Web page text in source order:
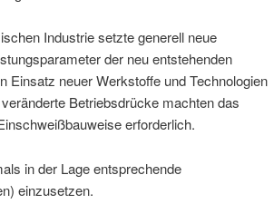
Industrie setzte generell neue
der neu entstehenden
Einsatz neuer Werkstoffe und Technologien
Betriebsdrücke machten das
erforderlich.
in der Lage entsprechende
einzusetzen.